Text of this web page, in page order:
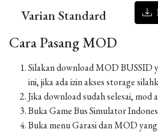
Varian Standard
Cara Pasang MOD
Silakan download MOD BUSSID
ini, jika ada izin akses storage
Jika download sudah selesai,
Buka Game Bus Simulator
Buka menu Garasi dan MOD